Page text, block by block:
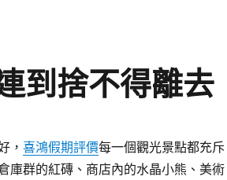
到捨不得離去
， 喜鴻假期評價每一個觀光景點都充斥
庫群的紅磚、商店內的水晶小熊、美術